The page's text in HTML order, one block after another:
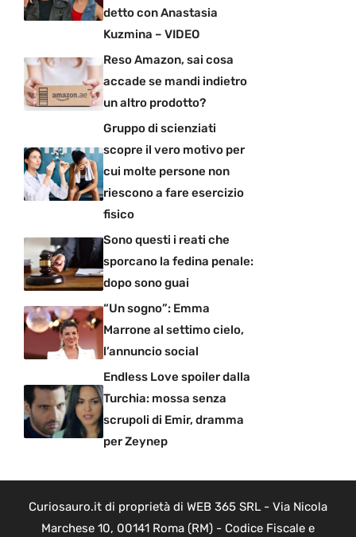
detto con Anastasia
Kuzmina – VIDEO
Reso Amazon, sai cosa
accade se mandi indietro
un altro prodotto?
Gruppo di scienziati
scopre il vero motivo per
cui molte persone non
riescono a fare esercizio
fisico
Sono questi i reati che
sporcano la fedina penale:
dopo sono guai
“Un sogno”: Emma
Marrone al settimo cielo,
l’annuncio social
Endless Love spoiler dalla
Turchia: mossa senza
scrupoli di Emir, dramma
per Zeynep
Curiosauro.it di proprietà di WEB 365 SRL - Via Nicola
Marchese 10, 00141 Roma (RM) - Codice Fiscale e